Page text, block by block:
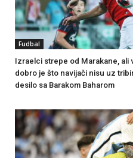
Fudbal
Izraelci strepe od Marakane, ali
dobro je što navijači nisu uz
desilo sa Barakom Baharom